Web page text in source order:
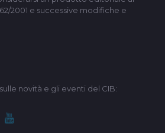
2001 e successive modifiche e
novità e gli eventi del CIB: